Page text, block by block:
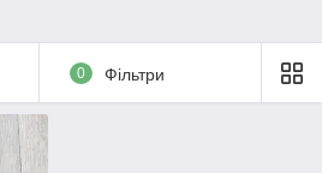
0 Фільтри